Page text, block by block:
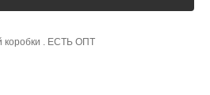
коробки . ЕСТЬ ОПТ